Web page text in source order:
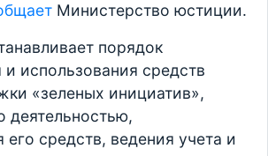
Министерство юстиции.
порядок
использования средств
«зеленых инициатив»,
деятельностью,
его средств, ведения учета и